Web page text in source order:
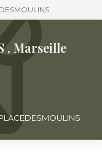
, Marseille